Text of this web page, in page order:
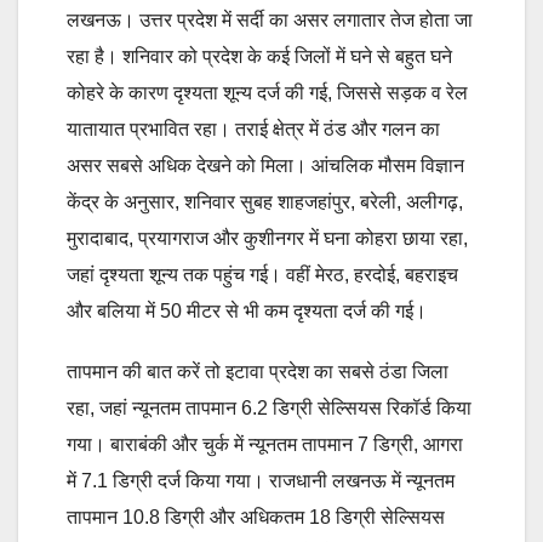
लखनऊ। उत्तर प्रदेश में सर्दी का असर लगातार तेज होता जा
रहा है। शनिवार को प्रदेश के कई जिलों में घने से बहुत घने
कोहरे के कारण दृश्यता शून्य दर्ज की गई, जिससे सड़क व रेल
यातायात प्रभावित रहा। तराई क्षेत्र में ठंड और गलन का
असर सबसे अधिक देखने को मिला। आंचलिक मौसम विज्ञान
केंद्र के अनुसार, शनिवार सुबह शाहजहांपुर, बरेली, अलीगढ़,
मुरादाबाद, प्रयागराज और कुशीनगर में घना कोहरा छाया रहा,
जहां दृश्यता शून्य तक पहुंच गई। वहीं मेरठ, हरदोई, बहराइच
और बलिया में 50 मीटर से भी कम दृश्यता दर्ज की गई।
तापमान की बात करें तो इटावा प्रदेश का सबसे ठंडा जिला
रहा, जहां न्यूनतम तापमान 6.2 डिग्री सेल्सियस रिकॉर्ड किया
गया। बाराबंकी और चुर्क में न्यूनतम तापमान 7 डिग्री, आगरा
में 7.1 डिग्री दर्ज किया गया। राजधानी लखनऊ में न्यूनतम
तापमान 10.8 डिग्री और अधिकतम 18 डिग्री सेल्सियस